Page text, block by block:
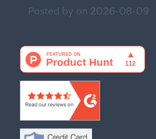
Posted by on 2026-08-09